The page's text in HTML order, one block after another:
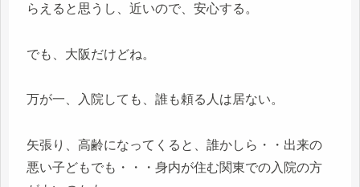
らえると思うし、近いので、安心する。
でも、大阪だけどね。
万が一、入院しても、誰も頼る人は居ない。
矢張り、高齢になってくると、誰かしら・・出来の
悪い子どもでも・・・身内が住む関東での入院の方